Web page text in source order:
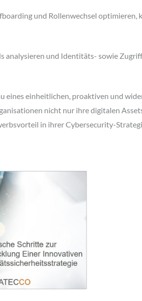
und Rollenwechsel
analysieren und Identitäts- sowie
eines einheitlichen, proaktiven und
nicht nur ihre digitalen
in ihrer Cybersecurity-